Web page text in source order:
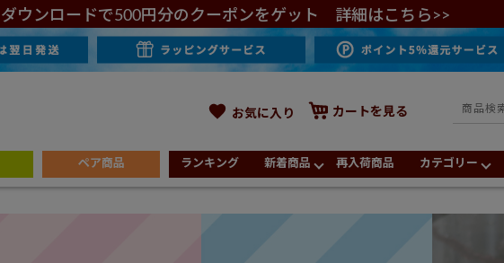
ウンロードで500円分のクーポンをゲット 詳細はこちら>>
お気に入り カートを見る
ペア商品 ランキング 新着商品 再入荷商品 カテゴリー